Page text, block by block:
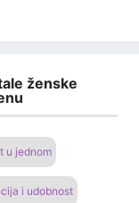
ženske
u jednom
i udobnost